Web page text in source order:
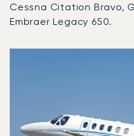
Cessna Citation Bravo,
Embraer Legacy 650.